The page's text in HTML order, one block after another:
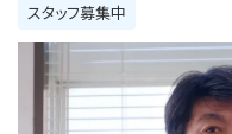
スタッフ募集中